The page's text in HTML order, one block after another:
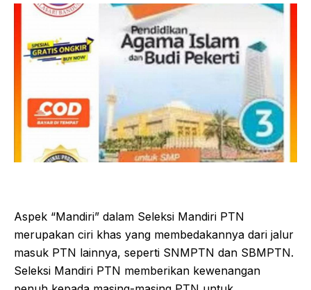
Aspek “Mandiri” dalam Seleksi Mandiri PTN
merupakan ciri khas yang membedakannya dari jalur
masuk PTN lainnya, seperti SNMPTN dan SBMPTN.
Seleksi Mandiri PTN memberikan kewenangan